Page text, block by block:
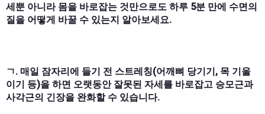
세뿐 아니라 몸을 바로잡는 것만으로도 하루 5분 만에 수면의
질을 어떻게 바꿀 수 있는지 알아보세요.
ㄱ. 매일 잠자리에 들기 전 스트레칭(어깨뼈 당기기, 목 기울
이기 등)을 하면 오랫동안 잘못된 자세를 바로잡고 승모근과
사각근의 긴장을 완화할 수 있습니다.